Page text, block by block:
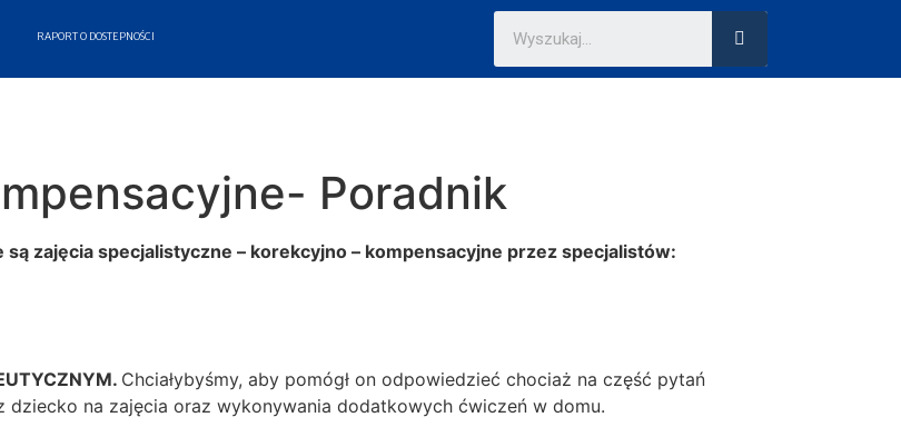
RAPORT O DOSTEPNOŚCI
Poradnik
zajęcia specjalistyczne – korekcyjno – kompensacyjne przez specjalistów:
Chciałybyśmy, aby pomógł on odpowiedzieć chociaż na część pytań
na zajęcia oraz wykonywania dodatkowych ćwiczeń w domu.